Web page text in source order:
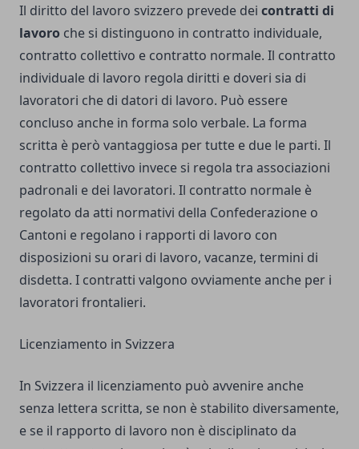
Il diritto del lavoro svizzero prevede dei contratti di
lavoro che si distinguono in contratto individuale,
contratto collettivo e contratto normale. Il contratto
individuale di lavoro regola diritti e doveri sia di
lavoratori che di datori di lavoro. Può essere
concluso anche in forma solo verbale. La forma
scritta è però vantaggiosa per tutte e due le parti. Il
contratto collettivo invece si regola tra associazioni
padronali e dei lavoratori. Il contratto normale è
regolato da atti normativi della Confederazione o
Cantoni e regolano i rapporti di lavoro con
disposizioni su orari di lavoro, vacanze, termini di
disdetta. I contratti valgono ovviamente anche per i
lavoratori frontalieri.
Licenziamento in Svizzera
In Svizzera il licenziamento può avvenire anche
senza lettera scritta, se non è stabilito diversamente,
e se il rapporto di lavoro non è disciplinato da